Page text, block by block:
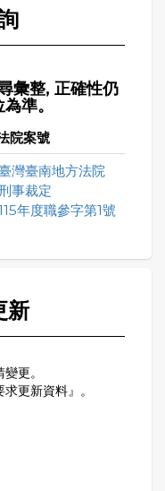
彙整, 正確性仍
準。
院案號
灣臺南地方法院
事裁定
年度職參字第1號
新
更。
更新資料』。